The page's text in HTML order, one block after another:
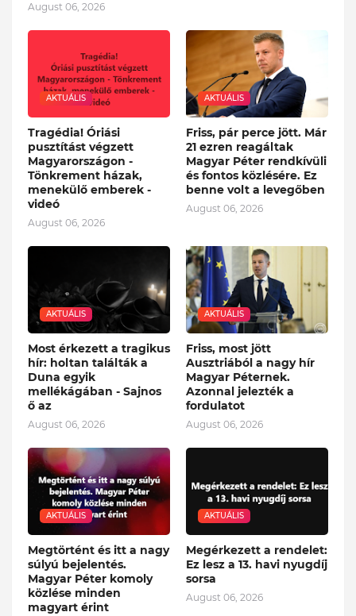
August 06, 2026
AKTUÁLIS
Tragédia! Óriási
pusztítást végzett
Magyarországon -
Tönkrement házak,
menekülő emberek -
videó
August 06, 2026
AKTUÁLIS
Friss, pár perce jött. Már
21 ezren reagáltak
Magyar Péter rendkívüli
és fontos közlésére. Ez
benne volt a levegőben
August 06, 2026
AKTUÁLIS
Most érkezett a tragikus
hír: holtan találták a
Duna egyik
mellékágában - Sajnos
ő az
August 06, 2026
AKTUÁLIS
Friss, most jött
Ausztriából a nagy hír
Magyar Péternek.
Azonnal jelezték a
fordulatot
August 06, 2026
AKTUÁLIS
Megtörtént és itt a nagy
súlyú bejelentés.
Magyar Péter komoly
közlése minden
magyart érint
AKTUÁLIS
Megérkezett a rendelet:
Ez lesz a 13. havi nyugdíj
sorsa
August 06, 2026